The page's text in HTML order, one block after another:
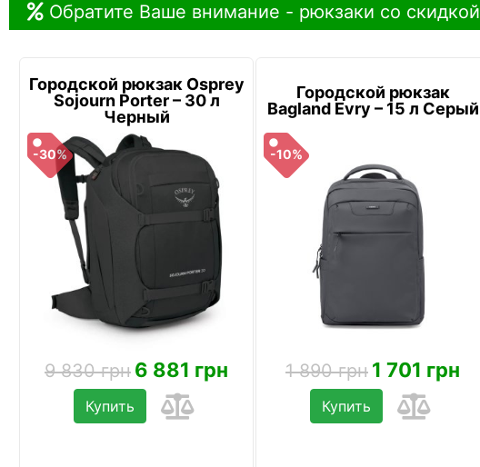
Обратите Ваше внимание - рюкзаки со скидкой
Городской рюкзак Osprey
Sojourn Porter – 30 л
Черный
-30%
9 830 грн 6 881 грн
Купить
Городской рюкзак
Bagland Evry – 15 л Серый
-10%
1 890 грн 1 701 грн
Купить